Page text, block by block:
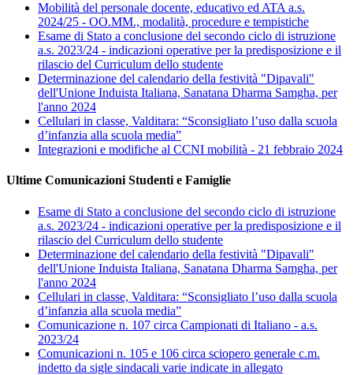
Mobilità del personale docente, educativo ed ATA a.s.
2024/25 - OO.MM., modalità, procedure e tempistiche
Esame di Stato a conclusione del secondo ciclo di istruzione
a.s. 2023/24 - indicazioni operative per la predisposizione e il
rilascio del Curriculum dello studente
Determinazione del calendario della festività "Dipavali"
dell'Unione Induista Italiana, Sanatana Dharma Samgha, per
l'anno 2024
Cellulari in classe, Valditara: “Sconsigliato l’uso dalla scuola
d’infanzia alla scuola media”
Integrazioni e modifiche al CCNI mobilità - 21 febbraio 2024
Ultime Comunicazioni Studenti e Famiglie
Esame di Stato a conclusione del secondo ciclo di istruzione
a.s. 2023/24 - indicazioni operative per la predisposizione e il
rilascio del Curriculum dello studente
Determinazione del calendario della festività "Dipavali"
dell'Unione Induista Italiana, Sanatana Dharma Samgha, per
l'anno 2024
Cellulari in classe, Valditara: “Sconsigliato l’uso dalla scuola
d’infanzia alla scuola media”
Comunicazione n. 107 circa Campionati di Italiano - a.s.
2023/24
Comunicazioni n. 105 e 106 circa sciopero generale c.m.
indetto da sigle sindacali varie indicate in allegato